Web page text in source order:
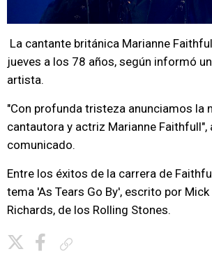
La cantante británica Marianne
jueves a los 78 años, según informó
artista.
"Con profunda tristeza anunciamos la
cantautora y actriz Marianne Faithfull",
comunicado.
Entre los éxitos de la carrera de
tema 'As Tears Go By', escrito por
Richards, de los Rolling Stones.